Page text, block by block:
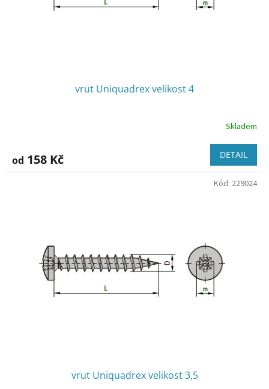
vrut Uniquadrex velikost 4
Skladem
od 158 Kč DETAIL
vrut Uniquadrex velikost 3,5
Kód: 229024